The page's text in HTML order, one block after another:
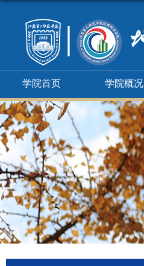
学院首页 学院概况